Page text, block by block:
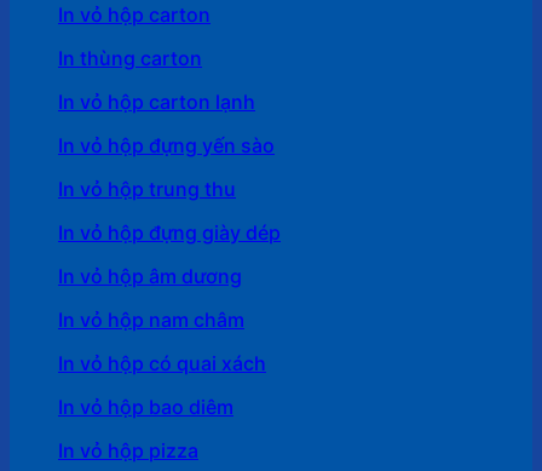
In vỏ hộp carton
In thùng carton
In vỏ hộp carton lạnh
In vỏ hộp đựng yến sào
In vỏ hộp trung thu
In vỏ hộp đựng giày dép
In vỏ hộp âm dương
In vỏ hộp nam châm
In vỏ hộp có quai xách
In vỏ hộp bao diêm
In vỏ hộp pizza